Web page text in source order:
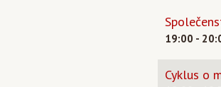
19:00 -
Cyklus o